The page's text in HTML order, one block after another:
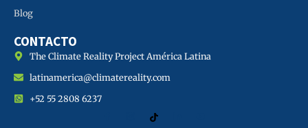
Blog
CONTACTO
The Climate Reality Project América Latina
latinamerica@climatereality.com
+52 55 2808 6237